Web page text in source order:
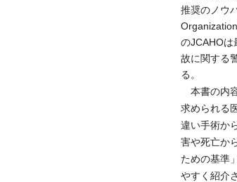
推奨のノウ
のJCAHOは
故に関する
る。
本書の内
求められる
違い手術か
害や死亡か
ための基準
やすく紹介